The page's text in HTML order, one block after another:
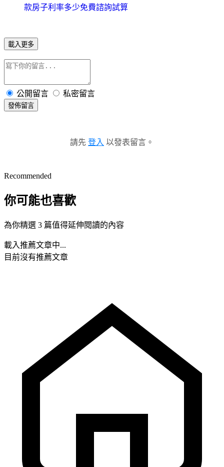
款房子利率多少免費諮詢試算
載入更多
公開留言 私密留言
發佈留言
請先 登入 以發表留言。
Recommended
你可能也喜歡
為你精選 3 篇值得延伸閱讀的內容
載入推薦文章中...
目前沒有推薦文章